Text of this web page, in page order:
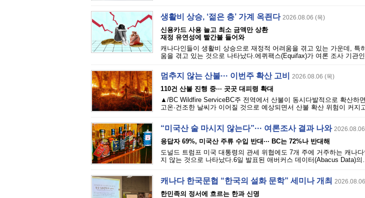
생활비 상승, ‘젊은 층’ 가계 옥죈다 2026.08.06 (목)
신용카드 사용 늘고 최소 금액만 상환
재정 유연성에 빨간불 들어와
캐나다인들이 생활비 상승으로 재정적 어려움을 겪고 있는 가운데, 특
움을 겪고 있는 것으로 나타났다.에퀴팩스(Equifax)가 여론 조사 기관
멈추지 않는 산불··· 이번주 확산 고비 2026.08.06 (목)
110건 산불 진행 중··· 곳곳 대피령 확대
▲/BC Wildfire ServiceBC주 전역에서 산불이 동시다발적으로 확산하
고온·건조한 날씨가 이어질 것으로 예상되면서 산불 확산 위험이 커지
“미국산 술 마시지 않는다”··· 여론조사 결과 나와
응답자 69%, 미국산 주류 수입 반대··· BC는 72%나 반대해
도널드 트럼프 미국 대통령의 관세 위협에도 7개 주에 거주하는 캐나
지 않는 것으로 나타났다.6일 발표된 애버커스 데이터(Abacus Data)의
캐나다 한국문협 “한국의 설화 문학” 세미나 개최
한민족의 정서에 흐르는 한과 신명